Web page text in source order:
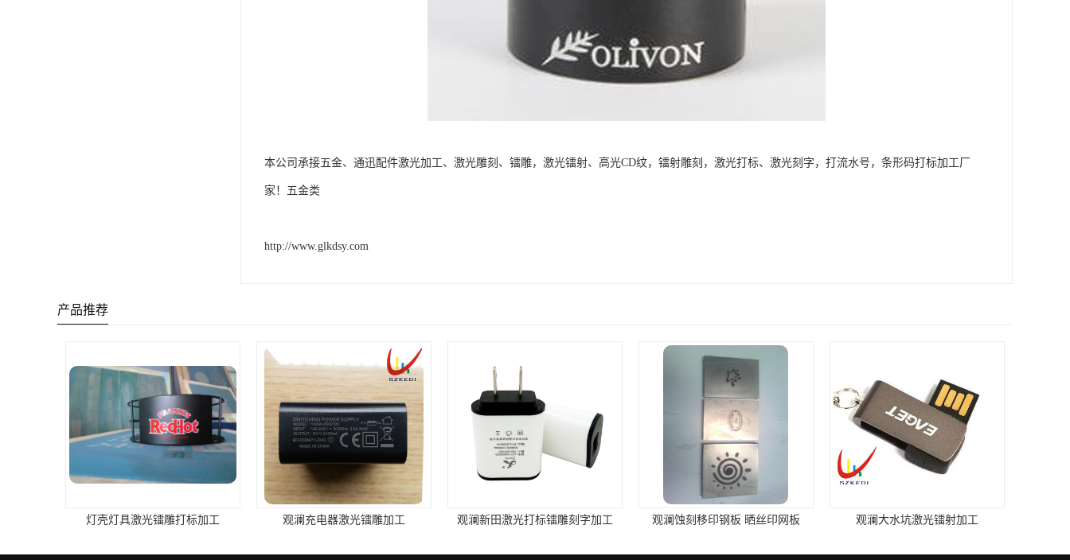
本公司承接五金、通迅配件激光加工、激光雕刻、镭雕，激光镭射、高光CD纹，镭射雕刻，激光打标、激光刻字，打流水号，条形码打标加工厂
家！五金类
http://www.glkdsy.com
产品推荐
观澜充电器激光镭雕加工 观澜新田激光打标镭雕刻字加工 观澜蚀刻移印钢板 晒丝印网板 观澜大水坑激光镭射加工 塘厦沙湖激光镭雕加工